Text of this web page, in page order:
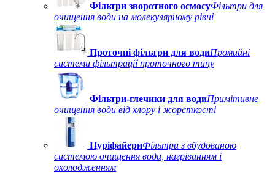
Фільтри зворотного осмосуФільтри для
очищення води на молекулярному рівні
Проточні фільтри для водиПромийні
системи фільтрації проточного типу
Фільтри-глечики для водиПримітивне
очищення води від хлору і жорсткості
ПуріфайериФільтри з вбудованою
системою очищення води, нагріванням і
охолодженням